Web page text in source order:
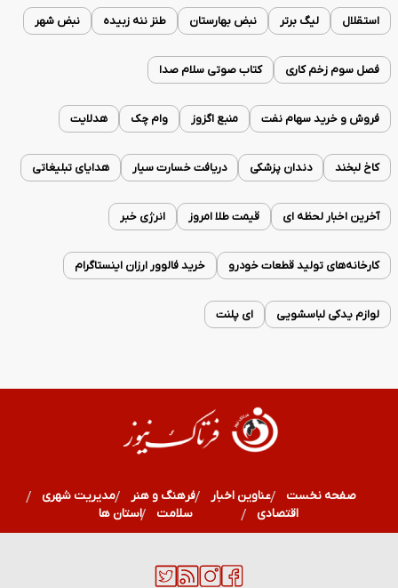
استقلال لیگ برتر نبض بهارستان طنز ننه زبیده نبض شهر
فصل سوم زخم کاری کتاب صوتی سلام صدا
فروش و خرید سهام نفت منبع اگزوز وام چک هدلایت
کاخ لبخند دندان پزشکی دریافت خسارت سیار هدایای تبلیغاتی
آخرین اخبار لحظه ای قیمت طلا امروز انرژی خبر
کارخانه‌های تولید قطعات خودرو خرید فالوور ارزان اینستاگرام
لوازم یدکی لباسشویی ای پلنت
صفحه نخست عناوین اخبار فرهنگ و هنر
مدیریت شهری
اقتصادی
ورزشی سلامت استان ها